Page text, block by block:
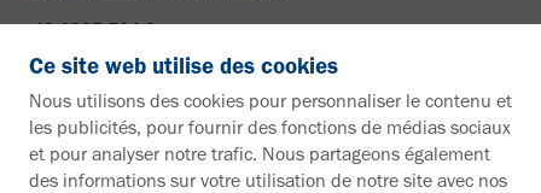
+49 2307 704-0
info@vahle.de
Paul Vahle GmbH & Co. KG
Westicker Str. 52
59174 Kamen
Allemagne
Ce site web utilise des cookies
Nous utilisons des cookies pour personnaliser le contenu et
les publicités, pour fournir des fonctions de médias sociaux
et pour analyser notre trafic. Nous partageons également
des informations sur votre utilisation de notre site avec nos